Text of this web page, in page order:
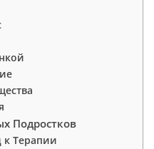
Подростков
Терапии